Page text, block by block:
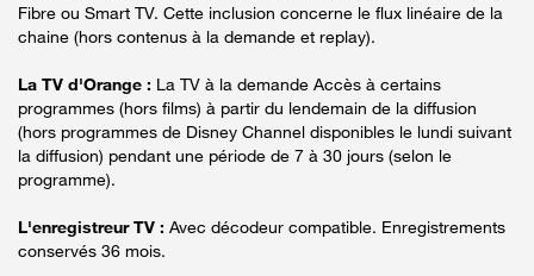
Fibre ou Smart TV. Cette inclusion concerne le flux linéaire de la
chaine (hors contenus à la demande et replay).
La TV d'Orange : La TV à la demande Accès à certains
programmes (hors films) à partir du lendemain de la diffusion
(hors programmes de Disney Channel disponibles le lundi suivant
la diffusion) pendant une période de 7 à 30 jours (selon le
programme).
L'enregistreur TV : Avec décodeur compatible. Enregistrements
conservés 36 mois.